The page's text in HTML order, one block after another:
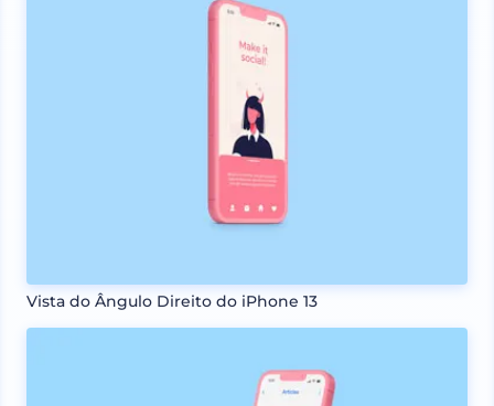
Vista do Ângulo Direito do iPhone 13